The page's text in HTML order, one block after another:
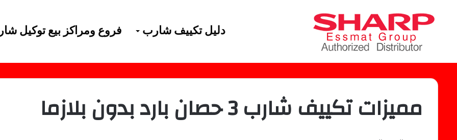
دليل تكييف شارب فروع ومراكز بيع توكيل
مميزات تكييف شارب 3 حصان بارد بدون بلازما